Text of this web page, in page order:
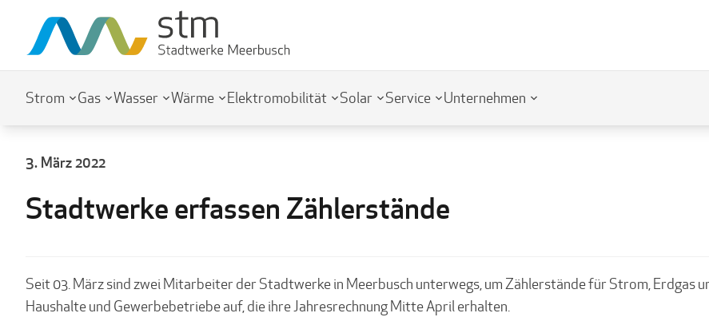
Strom Gas Wasser Wärme Elektromobilität Solar Service Unternehmen
3. März 2022
Stadtwerke erfassen Zählerstände
Seit 03. März sind zwei Mitarbeiter der Stadtwerke in Meerbusch unterwegs, um Zählerstände für Strom, Erdgas
Haushalte und Gewerbebetriebe auf, die ihre Jahresrechnung Mitte April erhalten.